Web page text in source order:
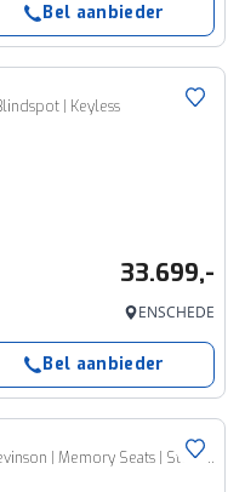
Bel aanbieder
| Keyless
33.699,-
ENSCHEDE
Bel aanbieder
35th Edition | Head-up Display | Mark Levinson | Memory Seats | Stoel en stuurwielverwarming | Demo